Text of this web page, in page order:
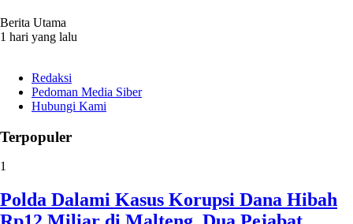
Berita Utama
1 hari yang lalu
Redaksi
Pedoman Media Siber
Hubungi Kami
Terpopuler
1
Polda Dalami Kasus Korupsi Dana Hibah